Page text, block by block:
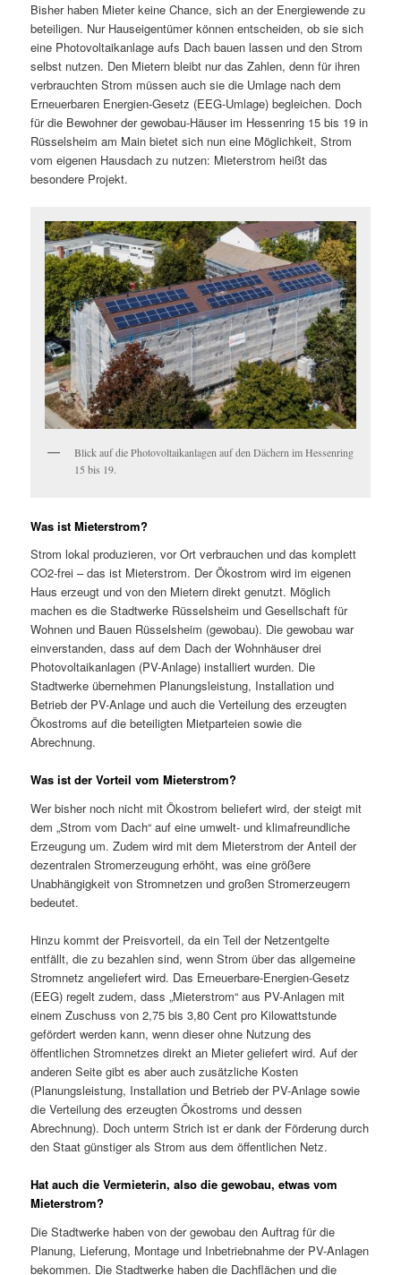
Bisher haben Mieter keine Chance, sich an der Energiewende zu
beteiligen. Nur Hauseigentümer können entscheiden, ob sie sich
eine Photovoltaikanlage aufs Dach bauen lassen und den Strom
selbst nutzen. Den Mietern bleibt nur das Zahlen, denn für ihren
verbrauchten Strom müssen auch sie die Umlage nach dem
Erneuerbaren Energien-Gesetz (EEG-Umlage) begleichen. Doch
für die Bewohner der gewobau-Häuser im Hessenring 15 bis 19 in
Rüsselsheim am Main bietet sich nun eine Möglichkeit, Strom
vom eigenen Hausdach zu nutzen: Mieterstrom heißt das
besondere Projekt.
Blick auf die Photovoltaikanlagen auf den Dächern im Hessenring
15 bis 19.
Was ist Mieterstrom?
Strom lokal produzieren, vor Ort verbrauchen und das komplett
CO2-frei – das ist Mieterstrom. Der Ökostrom wird im eigenen
Haus erzeugt und von den Mietern direkt genutzt. Möglich
machen es die Stadtwerke Rüsselsheim und Gesellschaft für
Wohnen und Bauen Rüsselsheim (gewobau). Die gewobau war
einverstanden, dass auf dem Dach der Wohnhäuser drei
Photovoltaikanlagen (PV-Anlage) installiert wurden. Die
Stadtwerke übernehmen Planungsleistung, Installation und
Betrieb der PV-Anlage und auch die Verteilung des erzeugten
Ökostroms auf die beteiligten Mietparteien sowie die
Abrechnung.
Was ist der Vorteil vom Mieterstrom?
Wer bisher noch nicht mit Ökostrom beliefert wird, der steigt mit
dem „Strom vom Dach“ auf eine umwelt- und klimafreundliche
Erzeugung um. Zudem wird mit dem Mieterstrom der Anteil der
dezentralen Stromerzeugung erhöht, was eine größere
Unabhängigkeit von Stromnetzen und großen Stromerzeugern
bedeutet.
Hinzu kommt der Preisvorteil, da ein Teil der Netzentgelte
entfällt, die zu bezahlen sind, wenn Strom über das allgemeine
Stromnetz angeliefert wird. Das Erneuerbare-Energien-Gesetz
(EEG) regelt zudem, dass „Mieterstrom“ aus PV-Anlagen mit
einem Zuschuss von 2,75 bis 3,80 Cent pro Kilowattstunde
gefördert werden kann, wenn dieser ohne Nutzung des
öffentlichen Stromnetzes direkt an Mieter geliefert wird. Auf der
anderen Seite gibt es aber auch zusätzliche Kosten
(Planungsleistung, Installation und Betrieb der PV-Anlage sowie
die Verteilung des erzeugten Ökostroms und dessen
Abrechnung). Doch unterm Strich ist er dank der Förderung durch
den Staat günstiger als Strom aus dem öffentlichen Netz.
Hat auch die Vermieterin, also die gewobau, etwas vom
Mieterstrom?
Die Stadtwerke haben von der gewobau den Auftrag für die
Planung, Lieferung, Montage und Inbetriebnahme der PV-Anlagen
bekommen. Die Stadtwerke haben die Dachflächen und die